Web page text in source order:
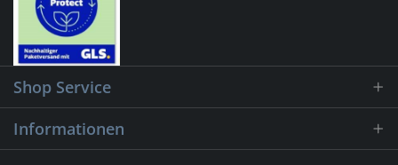
Shop Service
Informationen